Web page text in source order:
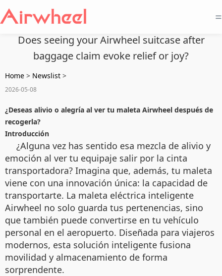
=
Does seeing your Airwheel suitcase after
baggage claim evoke relief or joy?
Home > Newslist >
2026-05-08
¿Deseas alivio o alegría al ver tu maleta Airwheel después de
recogerla?
Introducción
¿Alguna vez has sentido esa mezcla de alivio y
emoción al ver tu equipaje salir por la cinta
transportadora? Imagina que, además, tu maleta
viene con una innovación única: la capacidad de
transportarte. La maleta eléctrica inteligente
Airwheel no solo guarda tus pertenencias, sino
que también puede convertirse en tu vehículo
personal en el aeropuerto. Diseñada para viajeros
modernos, esta solución inteligente fusiona
movilidad y almacenamiento de forma
sorprendente.